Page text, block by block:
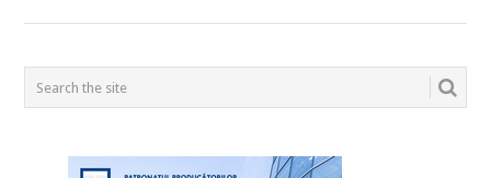
POSTS
NAVIGATION